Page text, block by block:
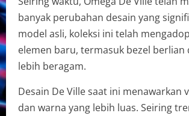
banyak perubahan desain yang
model asli, koleksi ini telah
elemen baru, termasuk bezel berlian
lebih beragam.
Desain De Ville saat ini menawarkan
dan warna yang lebih luas. Seiring